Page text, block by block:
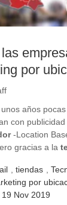
por
años
con
-Location
gracias a la
tiendas
por
19 Nov 2019